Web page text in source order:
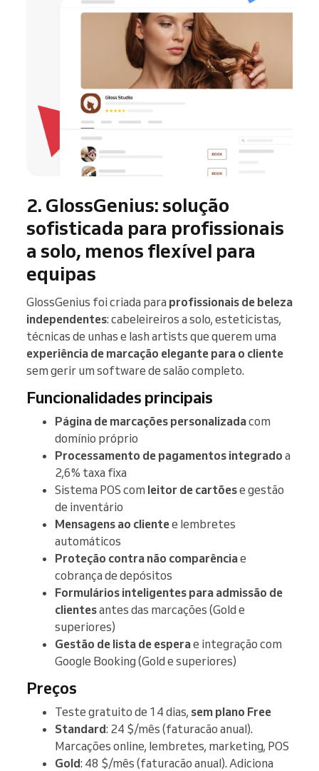
2. GlossGenius: solução
sofisticada para profissionais
a solo, menos flexível para
equipas
GlossGenius foi criada para profissionais de beleza
independentes: cabeleireiros a solo, esteticistas,
técnicas de unhas e lash artists que querem uma
experiência de marcação elegante para o cliente
sem gerir um software de salão completo.
Funcionalidades principais
Página de marcações personalizadacom
domínio próprio
Processamento de pagamentos integrado a
2,6% taxa fixa
Sistema POS com leitor de cartõese gestão
de inventário
Mensagens ao clientee lembretes
automáticos
Proteção contra não comparênciae
cobrança de depósitos
Formulários inteligentes para admissão de
clientesantes das marcações (Gold e
superiores)
Gestão de lista de esperae integração com
Google Booking (Gold e superiores)
Preços
Teste gratuito de 14 dias, sem plano Free
Standard: 24 $/mês (faturacão anual).
Marcações online, lembretes, marketing, POS
Gold: 48 $/mês (faturacão anual). Adiciona